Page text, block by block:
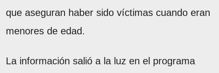
que aseguran haber sido víctimas cuando eran
menores de edad.
La información salió a la luz en el programa